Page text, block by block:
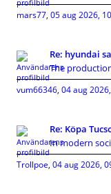
mars77, 05 aug 2026,
Re: hyundai
The
vum66346, 04 aug
Re: Köpa
In modern
Trollpoe, 04 aug 2026,